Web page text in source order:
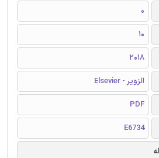
0
10
2018
الزویر - Elsevier
PDF
E6734